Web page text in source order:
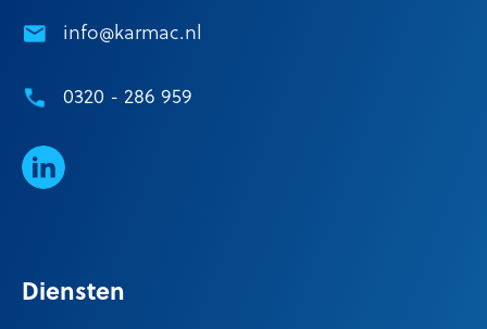
info@karmac.nl
0320 - 286 959
LinkedIn
Diensten